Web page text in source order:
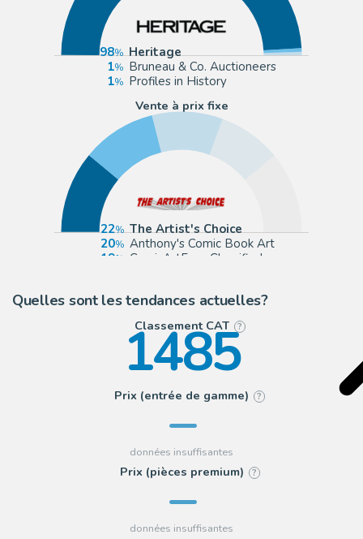
98
Heritage
1
Bruneau & Co. Auctioneers
1
Profiles in History
Vente à prix fixe
22
The Artist's Choice
20
Anthony's Comic Book Art
19
ComicArtFans Classifieds
Quelles sont les tendances actuelles?
Classement CAT ?
1485
Prix (entrée de gamme) ?
Prix (pièces premium) ?